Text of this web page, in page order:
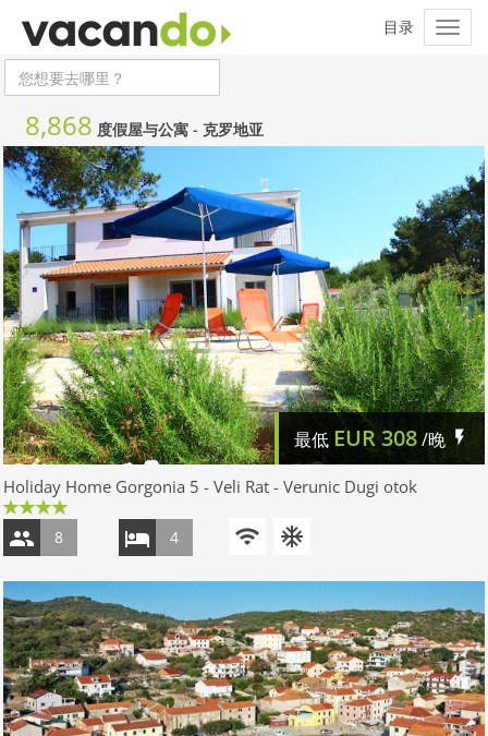
8,868 度假屋与公寓 - 克罗地亚
最低 EUR308/晚
Holiday Home Gorgonia 5 - Veli Rat - Verunic Dugi otok
8 4